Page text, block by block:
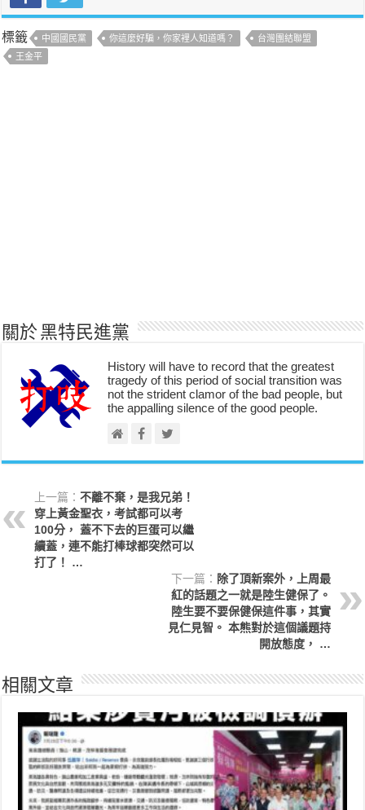
標籤 中國國民黨 你這麼好騙，你家裡人知道嗎？
台灣團結聯盟
王金平
關於 黑特民進黨
History will have to record that the greatest
tragedy of this period of social transition was
not the strident clamor of the bad people, but
the appalling silence of the good people.
上一篇：不離不棄，是我兄弟！
穿上黃金聖衣，考試都可以考
100分， 蓋不下去的巨蛋可以繼
續蓋，連不能打棒球都突然可以
打了！ …
下一篇： 除了頂新案外，上周最
紅的話題之一就是陸生健保了。
陸生要不要保健保這件事，其實
見仁見智。 本熊對於這個議題持
開放態度， …
相關文章